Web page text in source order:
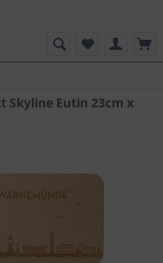
Skyline Eutin 23cm x